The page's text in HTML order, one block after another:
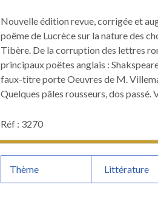
Nouvelle édition revue, corrigée et
poëme de Lucrèce sur la nature des
Tibère. De la corruption des lettres
principaux poëtes anglais :
faux-titre porte Oeuvres de M.
Quelques pâles rousseurs, dos passé.
Réf : 3270
Thème Littérature